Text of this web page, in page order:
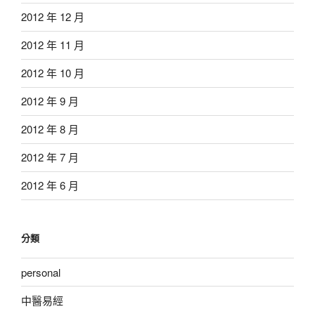
2012 年 12 月
2012 年 11 月
2012 年 10 月
2012 年 9 月
2012 年 8 月
2012 年 7 月
2012 年 6 月
分類
personal
中醫易經